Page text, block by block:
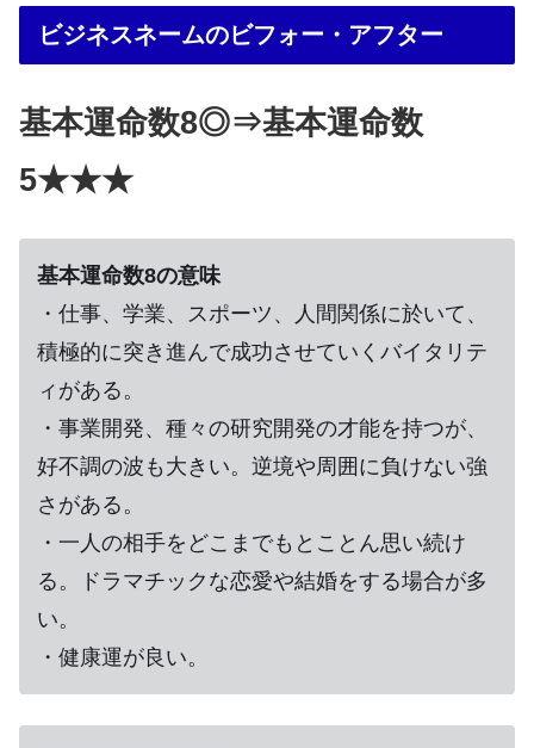
ビジネスネームのビフォー・アフター
基本運命数8◎⇒基本運命数
5★★★
基本運命数8の意味
・仕事、学業、スポーツ、人間関係に於いて、
積極的に突き進んで成功させていくバイタリテ
ィがある。
・事業開発、種々の研究開発の才能を持つが、
好不調の波も大きい。逆境や周囲に負けない強
さがある。
・一人の相手をどこまでもとことん思い続け
る。ドラマチックな恋愛や結婚をする場合が多
い。
・健康運が良い。